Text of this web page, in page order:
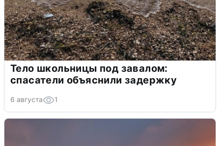
Тело школьницы под завалом:
спасатели объяснили задержку
6 августа 1